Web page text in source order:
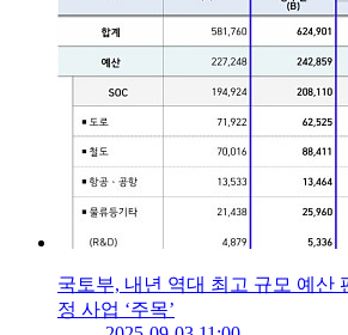
국토부, 내년 역대 최고 규모 예
정 사업 ‘주목’